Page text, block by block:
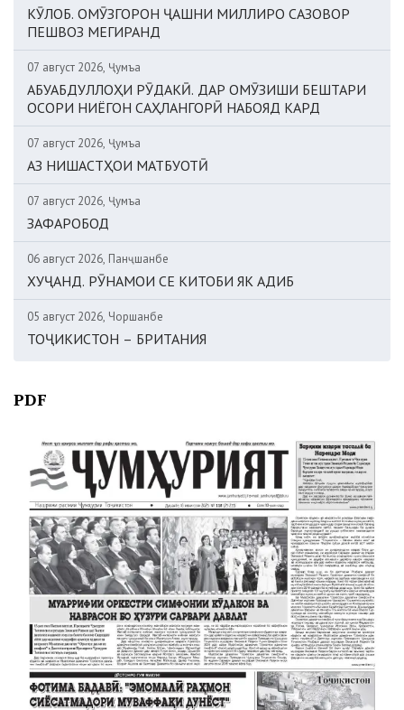
КӮЛОБ. ОМӮЗГОРОН ҶАШНИ МИЛЛИРО САЗОВОР
ПЕШВОЗ МЕГИРАНД
07 август 2026, Ҷумъа
АБУАБДУЛЛОҲИ РӮДАКӢ. ДАР ОМӮЗИШИ БЕШТАРИ
ОСОРИ НИЁГОН САҲЛАНГОРӢ НАБОЯД КАРД
07 август 2026, Ҷумъа
АЗ НИШАСТҲОИ МАТБУОТӢ
07 август 2026, Ҷумъа
ЗАФАРОБОД
06 август 2026, Панҷшанбе
ХУҶАНД. РӮНАМОИ СЕ КИТОБИ ЯК АДИБ
05 август 2026, Чоршанбе
ТОҶИКИСТОН – БРИТАНИЯ
PDF